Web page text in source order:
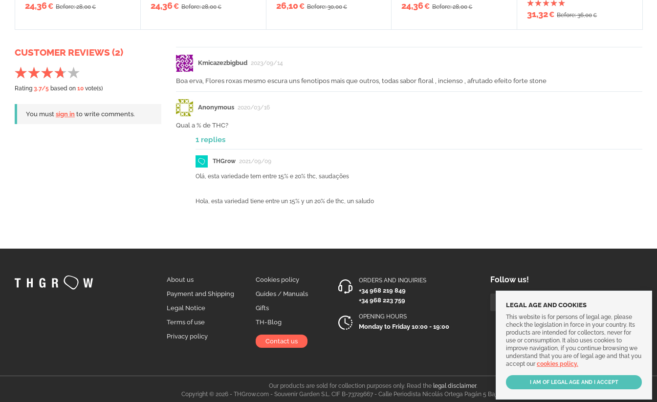
24,36€ Before: 28,00€ 24,36€ Before: 28,00€ 26,10€ Before: 30,00€ 24,36€ Before: 28,00€
31,32€ Before: 36,00€
CUSTOMER REVIEWS (2)
Rating 3.7/5 based on 10 vote(s)
You must sign in to write comments.
Kmicazezbigbud 2023/09/14
Boa erva, Flores roxas mesmo escura uns fenotipos mais que outros, todas sabor floral , incienso , afrutado efeito forte stone
Anonymous 2020/03/16
Qual a % de THC?
1 replies
THGrow 2021/09/09
Olá, esta variedade tem entre 15% e 20% thc, saudações
Hola, esta variedad tiene entre un 15% y un 20% de thc, un saludo
About us
Payment and Shipping
Legal Notice
Terms of use
Privacy policy
Cookies policy
Guides / Manuals
Gifts
TH-Blog
Contact us
ORDERS AND INQUIRIES
+34 968 219 849
+34 968 223 759
OPENING HOURS
Monday to Friday 10:00 - 19:00
Follow us!
Our products are sold for collection purposes only. Read the legal disclaimer.
Copyright © 2026 - THGrow.com - Souvenir Garden S.L. CIF B-73729667 - Calle Periodista Nicolás Ortega Pagán 5 Bajo, 30003, Murcia, España.
LEGAL AGE AND COOKIES
This website is for persons of legal age, please
check the legislation in force in your country. Its
products are intended for collectors, never for
use or consumption. It also uses cookies to
improve navigation, if you continue browsing we
understand that you are of legal age and that you
accept ourcookies policy.